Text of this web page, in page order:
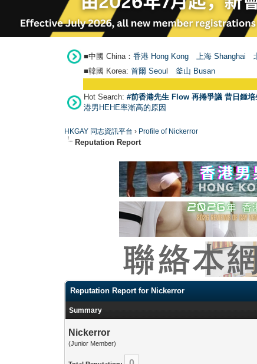
■中國 China： 香港 Hong Kong 上海 Shanghai
■韓國 Korea: 首爾 Seou 釜山 Busan
Hot Search: #前香港先生 Flow 再捲爭議 昔日鍾
港男HEHE率漸高的原因
HKGAY 同志資訊平台 › Profile of Nickerror
Reputation Report
Reputation Report for Nickerror
Summary
Nickerror
(Junior Member)